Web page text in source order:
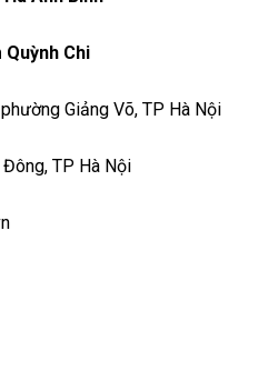
Quỳnh Chi
Giảng Võ, TP Hà Nội
TP Hà Nội